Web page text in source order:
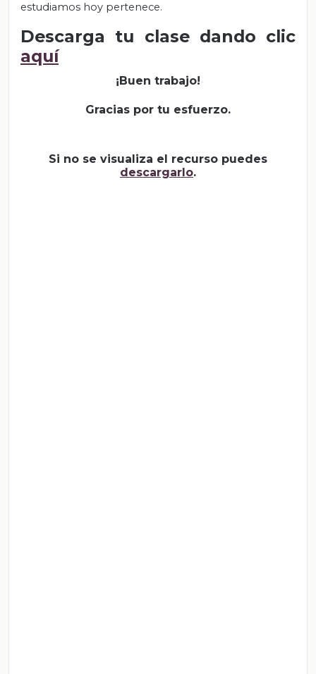
estudiamos hoy pertenece.
Descarga tu clase dando clic
aquí
¡Buen trabajo!
Gracias por tu esfuerzo.
Si no se visualiza el recurso puedes
descargarlo.